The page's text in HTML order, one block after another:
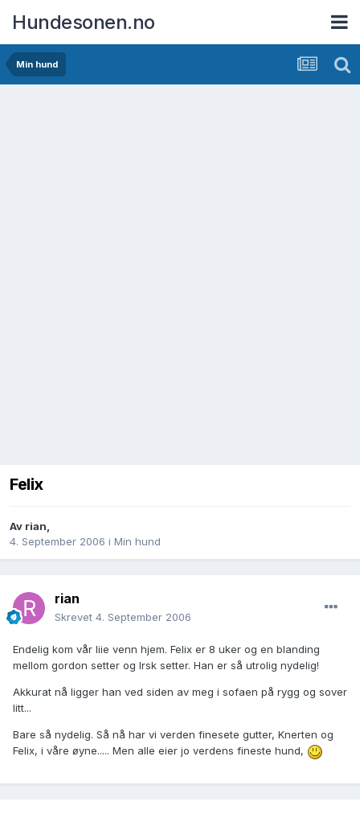
Hundesonen.no
Min hund
Felix
Av rian,
4. September 2006 i Min hund
rian
Skrevet 4. September 2006
Endelig kom vår liie venn hjem. Felix er 8 uker og en blanding
mellom gordon setter og Irsk setter. Han er så utrolig nydelig!
Akkurat nå ligger han ved siden av meg i sofaen på rygg og sover
litt...
Bare så nydelig. Så nå har vi verden finesete gutter, Knerten og
Felix, i våre øyne..... Men alle eier jo verdens fineste hund,